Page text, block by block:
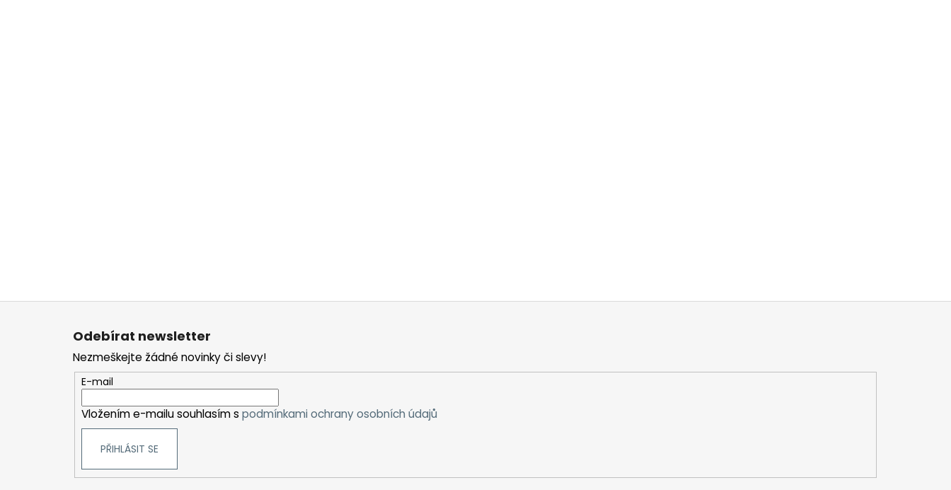
Z
Odebírat newsletter
Nezmeškejte žádné novinky či slevy!
E-mail
Vložením e-mailu souhlasím s podmínkami ochrany osobních údajů
PŘIHLÁSIT SE